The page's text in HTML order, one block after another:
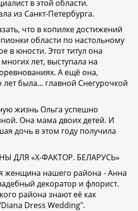
в этой области.
из Санкт-Петербурга.
что в копилке достижений
области по настольному
в юности. Этот титул она
лет, выступала на
А ещё она,
лет была... главной Снегурочкой
жизнь Ольга успешно
Она мама двоих детей. И
дочь в этом году получила
ДЛЯ «Х-ФАКТОР. БЕЛАРУСЬ»
женщина нашего района - Анна
декоратор и флорист.
района знают её как
Dress Wedding".